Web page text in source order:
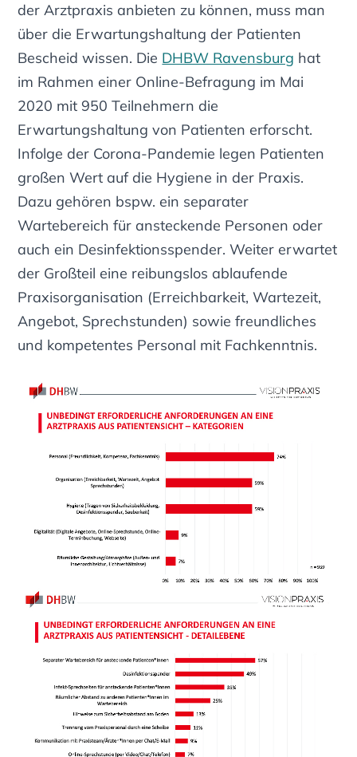
der Arztpraxis anbieten zu können, muss man
über die Erwartungshaltung der Patienten
Bescheid wissen. Die DHBW Ravensburg hat
im Rahmen einer Online-Befragung im Mai
2020 mit 950 Teilnehmern die
Erwartungshaltung von Patienten erforscht.
Infolge der Corona-Pandemie legen Patienten
großen Wert auf die Hygiene in der Praxis.
Dazu gehören bspw. ein separater
Wartebereich für ansteckende Personen oder
auch ein Desinfektionsspender. Weiter erwartet
der Großteil eine reibungslos ablaufende
Praxisorganisation (Erreichbarkeit, Wartezeit,
Angebot, Sprechstunden) sowie freundliches
und kompetentes Personal mit Fachkenntnis.